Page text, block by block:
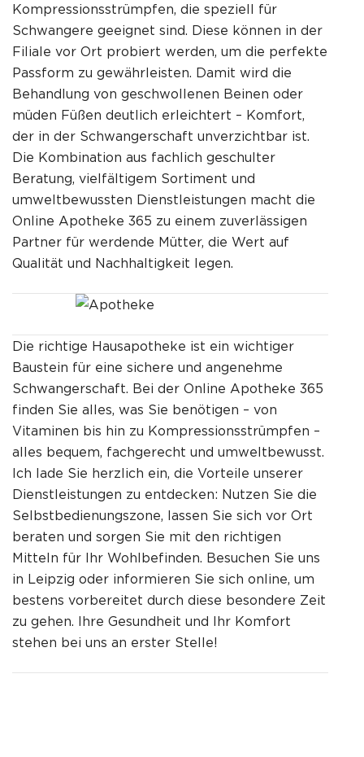
Kompressionsstrümpfen, die speziell für
Schwangere geeignet sind. Diese können in der
Filiale vor Ort probiert werden, um die perfekte
Passform zu gewährleisten. Damit wird die
Behandlung von geschwollenen Beinen oder
müden Füßen deutlich erleichtert – Komfort,
der in der Schwangerschaft unverzichtbar ist.
Die Kombination aus fachlich geschulter
Beratung, vielfältigem Sortiment und
umweltbewussten Dienstleistungen macht die
Online Apotheke 365 zu einem zuverlässigen
Partner für werdende Mütter, die Wert auf
Qualität und Nachhaltigkeit legen.
Die richtige Hausapotheke ist ein wichtiger
Baustein für eine sichere und angenehme
Schwangerschaft. Bei der Online Apotheke 365
finden Sie alles, was Sie benötigen – von
Vitaminen bis hin zu Kompressionsstrümpfen –
alles bequem, fachgerecht und umweltbewusst.
Ich lade Sie herzlich ein, die Vorteile unserer
Dienstleistungen zu entdecken: Nutzen Sie die
Selbstbedienungszone, lassen Sie sich vor Ort
beraten und sorgen Sie mit den richtigen
Mitteln für Ihr Wohlbefinden. Besuchen Sie uns
in Leipzig oder informieren Sie sich online, um
bestens vorbereitet durch diese besondere Zeit
zu gehen. Ihre Gesundheit und Ihr Komfort
stehen bei uns an erster Stelle!